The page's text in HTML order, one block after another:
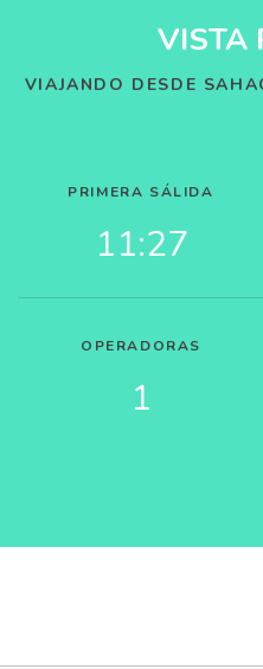
VISTA
VIAJANDO DESDE
PRIMERA SÁLIDA
11:27
OPERADORAS
1